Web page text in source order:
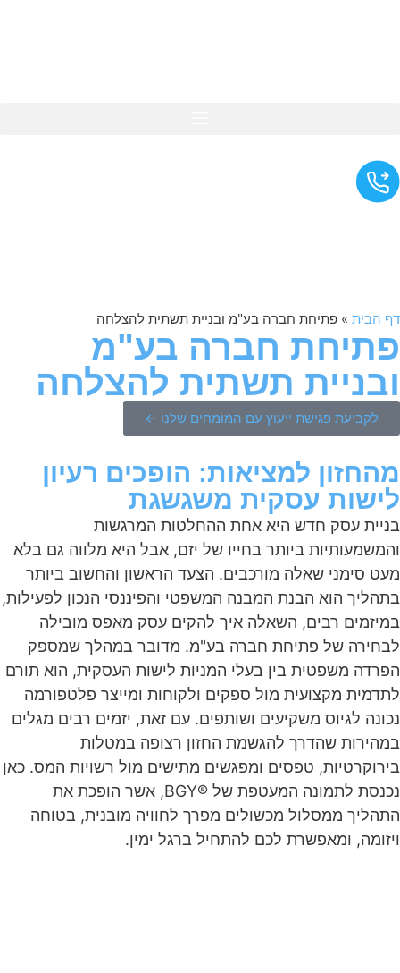
דף הבית » פתיחת חברה בע"מ ובניית תשתית להצלחה
פתיחת חברה בע"מ
ובניית תשתית להצלחה
לקביעת פגישת ייעוץ עם המומחים שלנו ←
מהחזון למציאות: הופכים רעיון
לישות עסקית משגשגת
בניית עסק חדש היא אחת ההחלטות המרגשות
והמשמעותיות ביותר בחייו של יזם, אבל היא מלווה גם בלא
מעט סימני שאלה מורכבים. הצעד הראשון והחשוב ביותר
בתהליך הוא הבנת המבנה המשפטי והפיננסי הנכון לפעילות,
במיזמים רבים, השאלה איך להקים עסק מאפס מובילה
לבחירה של פתיחת חברה בע"מ. מדובר במהלך שמספק
הפרדה משפטית בין בעלי המניות לישות העסקית, הוא תורם
לתדמית מקצועית מול ספקים ולקוחות ומייצר פלטפורמה
נכונה לגיוס משקיעים ושותפים. עם זאת, יזמים רבים מגלים
במהירות שהדרך להגשמת החזון רצופה במטלות
בירוקרטיות, טפסים ומפגשים מתישים מול רשויות המס. כאן
נכנסת לתמונה המעטפת של ®BGY, אשר הופכת את
התהליך ממסלול מכשולים מפרך לחוויה מובנית, בטוחה
ויזומה, ומאפשרת לכם להתחיל ברגל ימין.